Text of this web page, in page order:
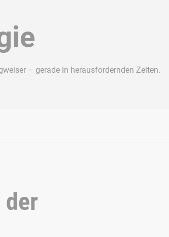
– gerade in herausfordernden Zeiten.